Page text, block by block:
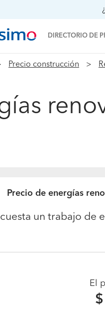
DIRECTORIO DE
Precio construcción
Precio de energías
un trabajo de
El